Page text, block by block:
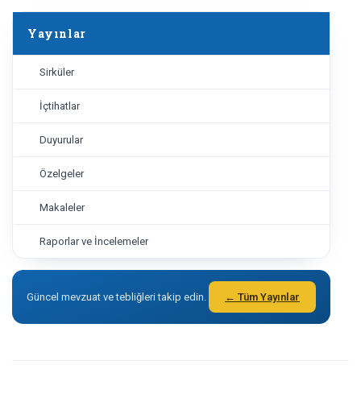
Yayınlar
Sirküler
İçtihatlar
Duyurular
Özelgeler
Makaleler
Raporlar ve İncelemeler
Güncel mevzuat ve tebliğleri takip edin. ← Tüm Yayınlar